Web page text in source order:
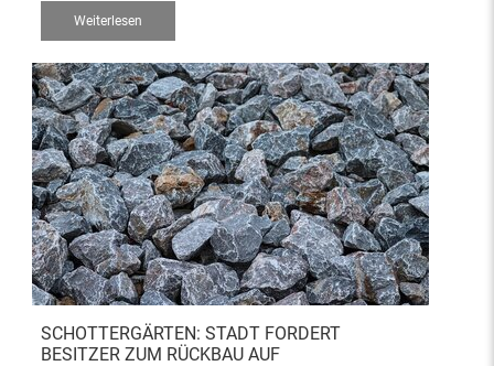
Weiterlesen
SCHOTTERGÄRTEN: STADT FORDERT
BESITZER ZUM RÜCKBAU AUF